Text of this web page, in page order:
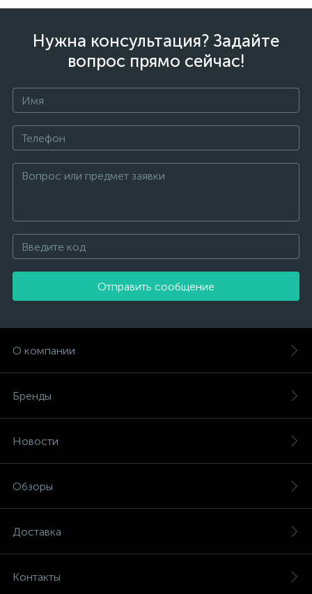
Нужна консультация? Задайте
вопрос прямо сейчас!
Отправить сообщение
О компании
Бренды
Новости
Обзоры
Доставка
Контакты